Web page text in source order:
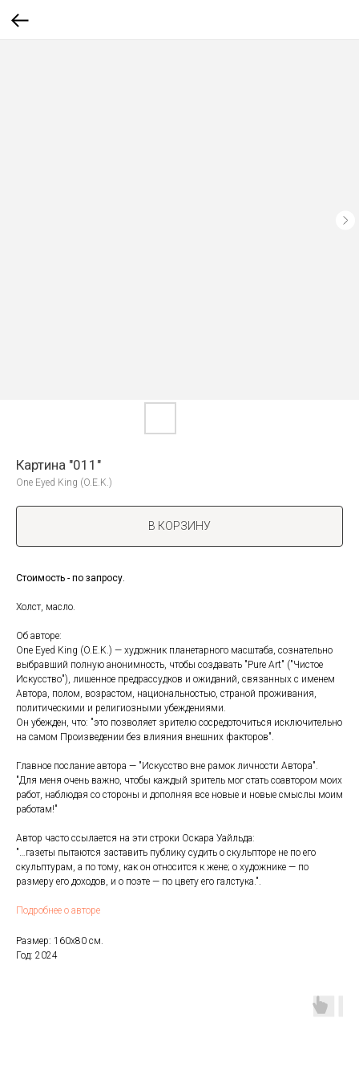
Картина "011"
One Eyed King (O.E.K.)
В КОРЗИНУ
Стоимость - по запросу.
Холст, масло.
Об авторе:
One Eyed King (O.E.K.) — художник планетарного масштаба, сознательно
выбравший полную анонимность, чтобы создавать "Pure Art" ("Чистое
Искусство"), лишенное предрассудков и ожиданий, связанных с именем
Автора, полом, возрастом, национальностью, страной проживания,
политическими и религиозными убеждениями.
Он убежден, что: "это позволяет зрителю сосредоточиться исключительно
на самом Произведении без влияния внешних факторов".
Главное послание автора — "Искусство вне рамок личности Автора".
"Для меня очень важно, чтобы каждый зритель мог стать соавтором моих
работ, наблюдая со стороны и дополняя все новые и новые смыслы моим
работам!"
Автор часто ссылается на эти строки Оскара Уайльда:
"…газеты пытаются заставить публику судить о скульпторе не по его
скульптурам, а по тому, как он относится к жене; о художнике — по
размеру его доходов, и о поэте — по цвету его галстука.".
Подробнее о авторе
Размер: 160х80 см.
Год: 2024